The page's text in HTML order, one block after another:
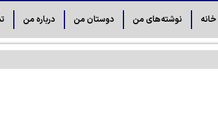
خانه نوشته‌های من دوستان من درباره من